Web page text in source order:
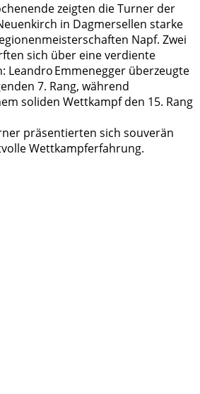
zeigten die Turner der
in Dagmersellen starke
Napf. Zwei
sich über eine verdiente
Leandro Emmenegger überzeugte
7. Rang, während
soliden Wettkampf den 15. Rang
präsentierten sich souverän
Wettkampferfahrung.